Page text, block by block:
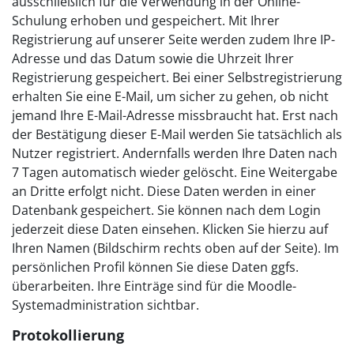
Schulung erhoben und gespeichert. Mit Ihrer
Registrierung auf unserer Seite werden zudem Ihre IP-
Adresse und das Datum sowie die Uhrzeit Ihrer
Registrierung gespeichert. Bei einer Selbstregistrierung
erhalten Sie eine E-Mail, um sicher zu gehen, ob nicht
jemand Ihre E-Mail-Adresse missbraucht hat. Erst nach
der Bestätigung dieser E-Mail werden Sie tatsächlich als
Nutzer registriert. Andernfalls werden Ihre Daten nach
7 Tagen automatisch wieder gelöscht. Eine Weitergabe
an Dritte erfolgt nicht. Diese Daten werden in einer
Datenbank gespeichert. Sie können nach dem Login
jederzeit diese Daten einsehen. Klicken Sie hierzu auf
Ihren Namen (Bildschirm rechts oben auf der Seite). Im
persönlichen Profil können Sie diese Daten ggfs.
überarbeiten. Ihre Einträge sind für die Moodle-
Systemadministration sichtbar.
Protokollierung